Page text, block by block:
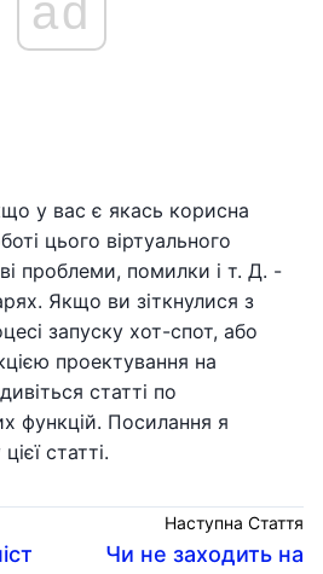
ad
у вас є якась корисна
цього віртуального
проблеми, помилки і т. Д. -
Якщо ви зіткнулися з
запуску хот-спот, або
проектування на
статті по
функцій. Посилання я
статті.
Наступна Стаття
Чи не заходить на